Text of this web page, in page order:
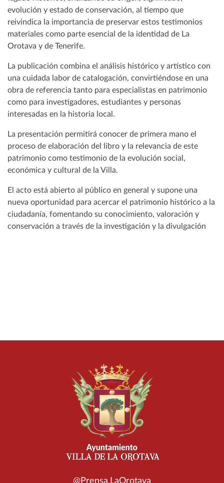
evolución y estado de conservación, al tiempo que
reivindica la importancia de preservar estos testimonios
materiales como parte esencial de la identidad de La
Orotava y de Tenerife.
La publicación combina el análisis histórico y artístico con
una cuidada labor de catalogación, convirtiéndose en una
obra de referencia tanto para especialistas en patrimonio
como para investigadores, estudiantes y personas
interesadas en la historia local.
La presentación permitirá conocer de primera mano el
proceso de elaboración del libro y la relevancia de este
patrimonio como testimonio de la evolución social,
económica y cultural de la Villa.
El acto está abierto al público en general y supone una
nueva oportunidad para acercar el patrimonio histórico a la
ciudadanía, fomentando su conocimiento, valoración y
conservación a través de la investigación y la divulgación
@Prensa.LaOrotava